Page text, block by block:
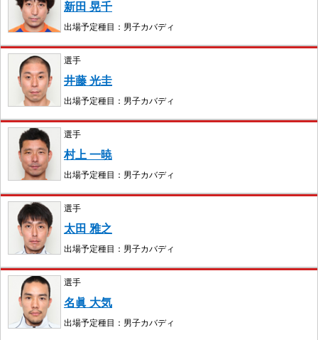
新田 晃千
出場予定種目：男子カバディ
選手
井藤 光圭
出場予定種目：男子カバディ
選手
村上 一暁
出場予定種目：男子カバディ
選手
太田 雅之
出場予定種目：男子カバディ
選手
名眞 大気
出場予定種目：男子カバディ